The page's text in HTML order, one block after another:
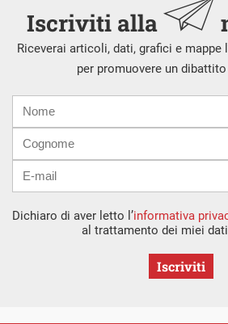
Iscriviti alla
Riceverai articoli, dati, grafici e
per promuovere un
mail
Dichiaro di aver letto l’informativa
al trattamento dei miei
Iscriviti